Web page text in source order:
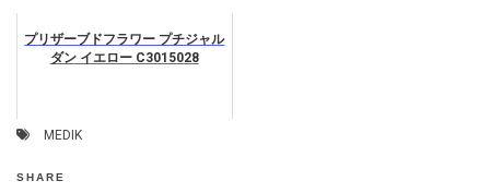
プリザーブドフラワー プチジャル
ダン イエロー C3015028
MEDIK
SHARE